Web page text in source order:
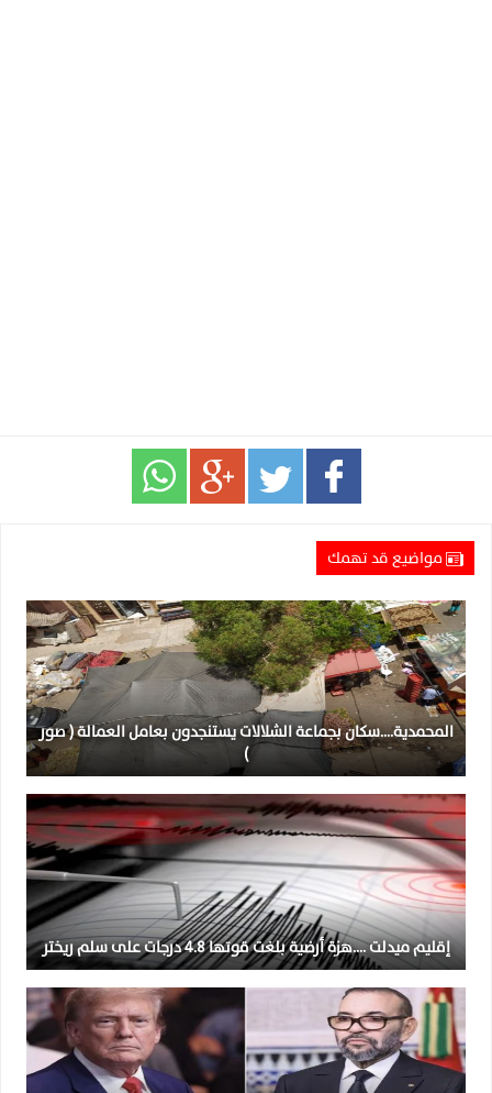
مواضيع قد تهمك
المحمدية….سكان بجماعة الشلالات يستنجدون بعامل العمالة ( صور
)
إقليم ميدلت ….هزة أرضية بلغت قوتها 4.8 درجات على سلم ريختر